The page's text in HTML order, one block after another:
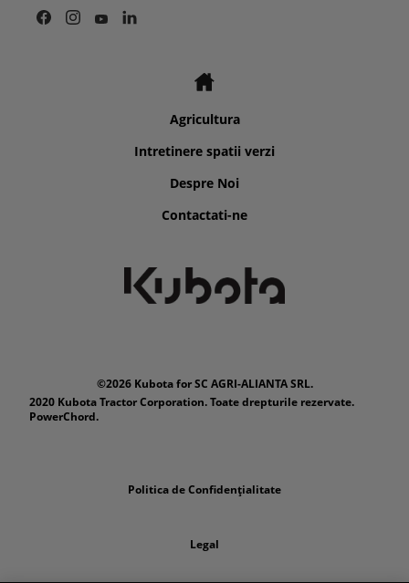
Agricultura
Intretinere spatii verzi
Despre Noi
Contactati-ne
©2026 Kubota for SC AGRI-ALIANTA SRL.
2020 Kubota Tractor Corporation. Toate drepturile rezervate.
PowerChord.
Politica de Confidențialitate
Legal